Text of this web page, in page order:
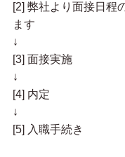
[2] 弊社より面接日程
ます
↓
[3] 面接実施
↓
[4] 内定
↓
[5] 入職手続き